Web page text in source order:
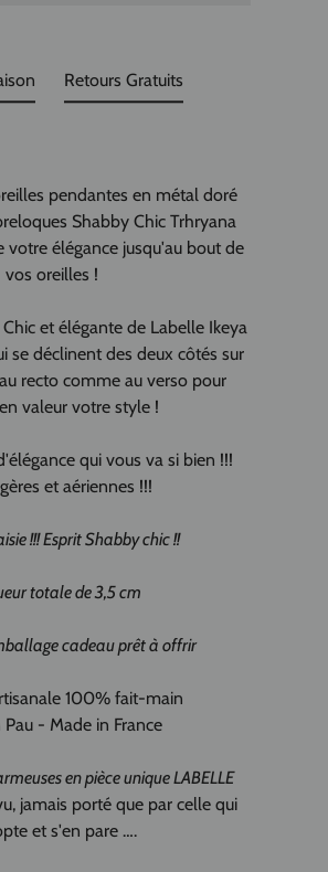
pendantes en métal doré
Shabby Chic Trhryana
votre élégance jusqu'au bout de
vos oreilles !
et élégante de Labelle Ikeya
se déclinent des deux côtés sur
recto comme au verso pour
valeur votre style !
qui vous va si bien !!!
et aériennes !!!
!!! Esprit Shabby chic !!
totale de 3,5 cm
cadeau prêt à offrir
100% fait-main
Pau - Made in France
en pièce unique LABELLE
jamais porté que par celle qui
et s'en pare ….
Retours Gratuits